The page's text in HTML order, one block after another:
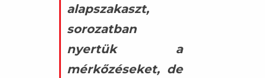
alapszakaszt,
sorozatban
nyertük a
mérkőzéseket, de